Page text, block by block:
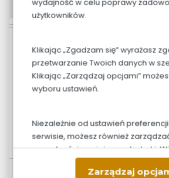
wydajność w celu poprawy
użytkowników.
Klikając „Zgadzam się” wyrażasz
przetwarzanie Twoich danych w
Klikając „Zarządzaj opcjami”
wyboru ustawień.
Niezależnie od ustawień
serwisie, możesz również
prywatności swojej przeglądarki.
o przetwarzaniu danych znajdziesz
Zarządzaj